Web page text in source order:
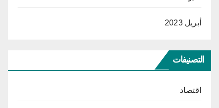
أبريل 2023
التصنيفات
اقتصاد